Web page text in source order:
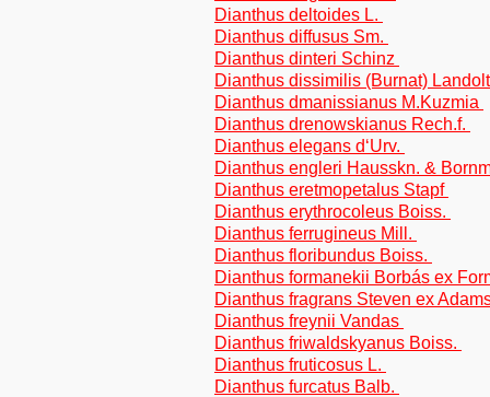
Dianthus deltoides L.
Dianthus diffusus Sm.
Dianthus dinteri Schinz
Dianthus dissimilis (Burnat)
Dianthus dmanissianus M.Kuzmia
Dianthus drenowskianus Rech.f.
Dianthus elegans d‘Urv.
Dianthus engleri Hausskn. &
Dianthus eretmopetalus Stapf
Dianthus erythrocoleus Boiss.
Dianthus ferrugineus Mill.
Dianthus floribundus Boiss.
Dianthus formanekii Borbás ex
Dianthus fragrans Steven ex
Dianthus freynii Vandas
Dianthus friwaldskyanus Boiss.
Dianthus fruticosus L.
Dianthus furcatus Balb.